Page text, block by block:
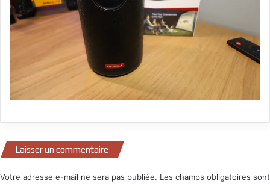
Laisser un commentaire
Votre adresse e-mail ne sera pas publiée. Les champs obligatoires sont